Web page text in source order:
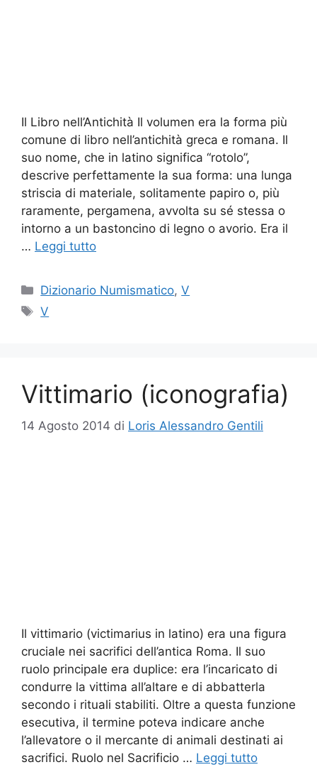
Il Libro nell’Antichità Il volumen era la forma più
comune di libro nell’antichità greca e romana. Il
suo nome, che in latino significa “rotolo”,
descrive perfettamente la sua forma: una lunga
striscia di materiale, solitamente papiro o, più
raramente, pergamena, avvolta su sé stessa o
intorno a un bastoncino di legno o avorio. Era il
… Leggi tutto
Categorie
Dizionario Numismatico,V
Tag
V
Vittimario (iconografia)
14 Agosto 2014 di Loris Alessandro Gentili
Il vittimario (victimarius in latino) era una figura
cruciale nei sacrifici dell’antica Roma. Il suo
ruolo principale era duplice: era l’incaricato di
condurre la vittima all’altare e di abbatterla
secondo i rituali stabiliti. Oltre a questa funzione
esecutiva, il termine poteva indicare anche
l’allevatore o il mercante di animali destinati ai
sacrifici. Ruolo nel Sacrificio … Leggi tutto